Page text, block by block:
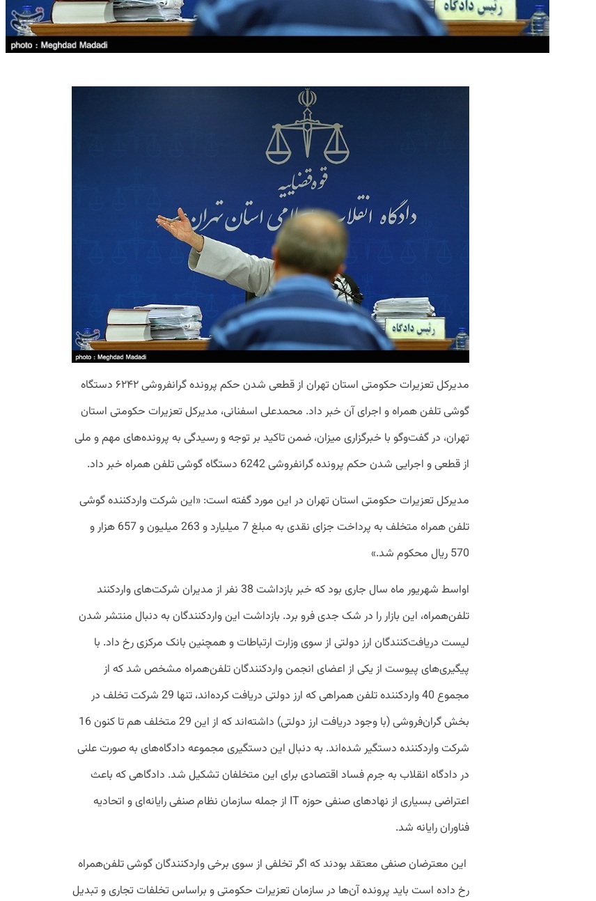
مدیرکل تعزیرات حکومتی استان تهران از قطعی شدن حکم پرونده گرانفروشی ۶۲۴۲ دستگاه
گوشی تلفن همراه و اجرای آن خبر داد. محمدعلی اسفنانی، مدیرکل تعزیرات حکومتی استان
تهران، در گفت‌وگو با خبرگزاری میزان، ضمن تاکید بر توجه و رسیدگی به پرونده‌های مهم و ملی
از قطعی و اجرایی شدن حکم پرونده گرانفروشی 6242 دستگاه گوشی تلفن همراه خبر داد.
مدیرکل تعزیرات حکومتی استان تهران در این مورد گفته است: «این شرکت واردکننده گوشی
تلفن همراه متخلف به پرداخت جزای نقدی به مبلغ 7 میلیارد و 263 میلیون و 657 هزار و
570 ریال محکوم شد.»
اواسط شهریور ماه سال جاری بود که خبر بازداشت 38 نفر از مدیران شرکت‌های واردکنند
تلفن‌همراه، این بازار را در شک جدی فرو برد. بازداشت این واردکنندگان به دنبال منتشر شدن
لیست دریافت‌کنندگان ارز دولتی از سوی وزارت ارتباطات و همچنین بانک مرکزی رخ داد. با
پیگیری‌های پیوست از یکی از اعضای انجمن واردکنندگان تلفن‌همراه مشخص شد که از
مجموع 40 واردکننده تلفن همراهی که ارز دولتی دریافت کرده‌اند، تنها 29 شرکت تخلف در
بخش گران‌فروشی (با وجود دریافت ارز دولتی) داشته‌اند که از این 29 متخلف هم تا کنون 16
شرکت واردکننده دستگیر شده‌اند. به دنبال این دستگیری مجموعه‌ دادگاه‌های به صورت علنی
در دادگاه انقلاب به جرم فساد اقتصادی برای این متخلفان تشکیل شد. دادگاهی که باعث
اعتراضی بسیاری از نهادهای صنفی حوزه IT از جمله سازمان نظام صنفی رایانه‌ای و اتحادیه
فناوران رایانه شد.
این معترضان صنفی معتقد بودند که اگر تخلفی از سوی برخی واردکنندگان گوشی تلفن‌همراه
رخ داده است باید پرونده آن‌ها در سازمان تعزیرات حکومتی و براساس تخلفات تجاری و تبدیل